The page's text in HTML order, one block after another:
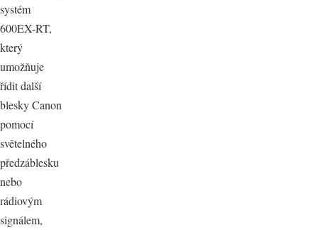
systém
600EX-RT,
který
umožňuje
řídit další
blesky Canon
pomocí
světelného
předzáblesku
nebo
rádiovým
signálem,